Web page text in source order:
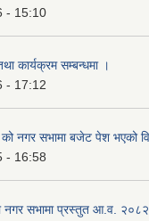
- 15:10
कार्यक्रम सम्बन्धमा ।
- 17:12
नगर सभामा बजेट पेश भएको
- 16:58
नगर सभामा प्रस्तुत आ.व.